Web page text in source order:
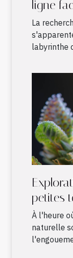
ligne
La
labyrinthe
petites
en
À l'heure
naturelle